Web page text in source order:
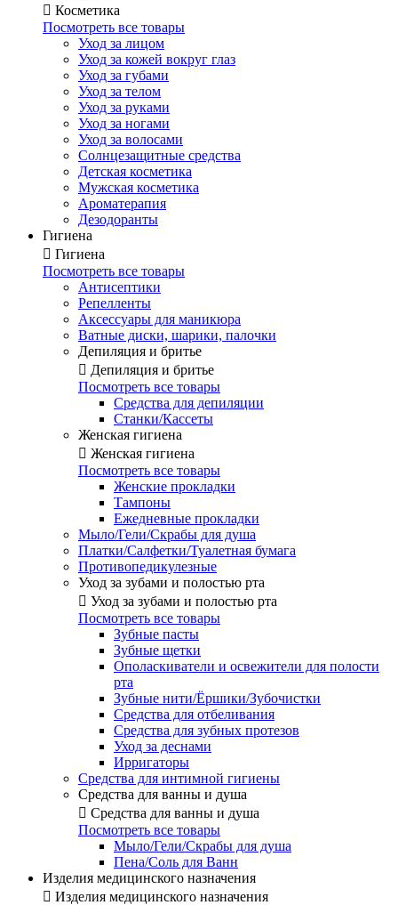
 Косметика
Посмотреть все товары
Уход за лицом
Уход за кожей вокруг глаз
Уход за губами
Уход за телом
Уход за руками
Уход за ногами
Уход за волосами
Солнцезащитные средства
Детская косметика
Мужская косметика
Ароматерапия
Дезодоранты
Гигиена
 Гигиена
Посмотреть все товары
Антисептики
Репелленты
Аксессуары для маникюра
Ватные диски, шарики, палочки
Депиляция и бритье
 Депиляция и бритье
Посмотреть все товары
Средства для депиляции
Станки/Кассеты
Женская гигиена
 Женская гигиена
Посмотреть все товары
Женские прокладки
Тампоны
Ежедневные прокладки
Мыло/Гели/Скрабы для душа
Платки/Салфетки/Туалетная бумага
Противопедикулезные
Уход за зубами и полостью рта
 Уход за зубами и полостью рта
Посмотреть все товары
Зубные пасты
Зубные щетки
Ополаскиватели и освежители для полости
рта
Зубные нити/Ёршики/Зубочистки
Средства для отбеливания
Средства для зубных протезов
Уход за деснами
Ирригаторы
Средства для интимной гигиены
Средства для ванны и душа
 Средства для ванны и душа
Посмотреть все товары
Мыло/Гели/Скрабы для душа
Пена/Соль для Ванн
Изделия медицинского назначения
 Изделия медицинского назначения